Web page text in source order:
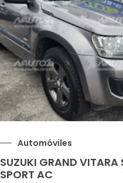
Automóviles
SUZUKI GRAND VITARA
SPORT AC